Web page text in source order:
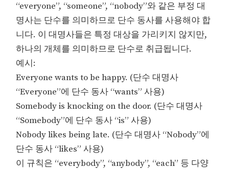
“everyone”, “someone”, “nobody”와 같은 부정 대
명사는 단수를 의미하므로 단수 동사를 사용해야 합
니다. 이 대명사들은 특정 대상을 가리키지 않지만,
하나의 개체를 의미하므로 단수로 취급됩니다.
예시:
Everyone wants to be happy. (단수 대명사
“Everyone”에 단수 동사 “wants” 사용)
Somebody is knocking on the door. (단수 대명사
“Somebody”에 단수 동사 “is” 사용)
Nobody likes being late. (단수 대명사 “Nobody”에
단수 동사 “likes” 사용)
이 규칙은 “everybody”, “anybody”, “each” 등 다양